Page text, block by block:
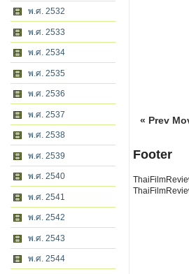
พ.ศ. 2532
พ.ศ. 2533
พ.ศ. 2534
พ.ศ. 2535
พ.ศ. 2536
พ.ศ. 2537
พ.ศ. 2538
พ.ศ. 2539
พ.ศ. 2540
พ.ศ. 2541
พ.ศ. 2542
พ.ศ. 2543
พ.ศ. 2544
« Prev
Footer